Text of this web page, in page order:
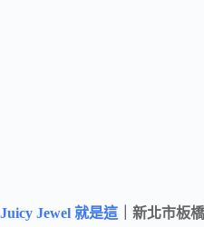
Juicy Jewel 就是這 ｜新北市板